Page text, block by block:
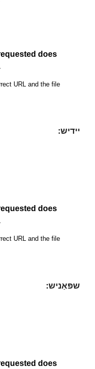
יידיש:
שפּאַניש: